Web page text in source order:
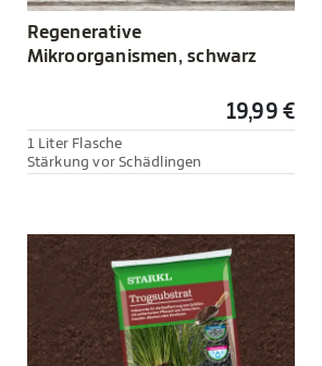
Regenerative
Mikroorganismen, schwarz
19,99 €
1 Liter Flasche
Stärkung vor Schädlingen